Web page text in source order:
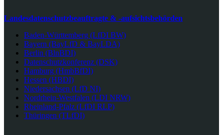
Landesdatenschutzbeauftragte & -aufsichtsbehörden
Baden-Württemberg (LfDI BW)
Bayern (BayLfD & BayLDA)
Berlin (BlnBDI)
Datenschutzkonferenz (DSK)
Hamburg (HmbBfDI)
Hessen (HBDI)
Niedersachsen (LfD NI)
Nordrhein-Westfalen (LDI NRW)
Rheinland-Pfalz (LfDI RLP)
Thüringen (TLfDI)